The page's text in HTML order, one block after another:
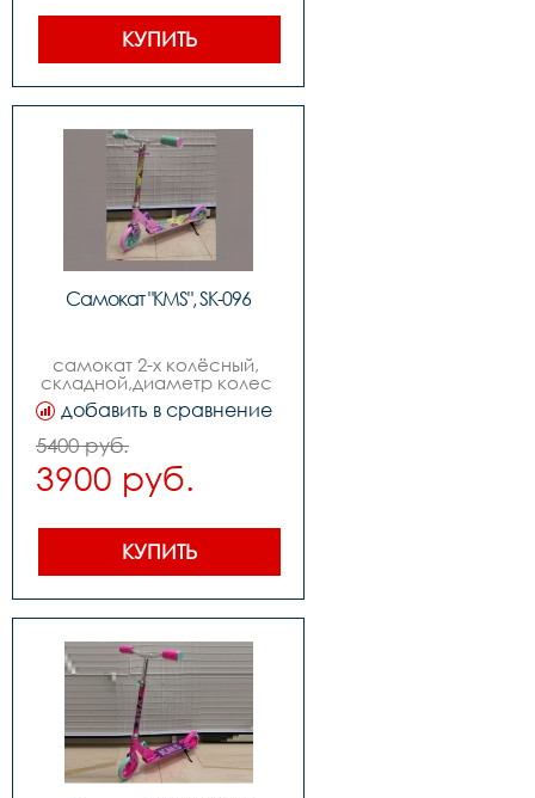
КУПИТЬ
Самокат "KMS", SK-096
самокат 2-х колёсный,
складной,диаметр колес
170мм,руль с
регулировкой, изогнутый
quotbird typequot,возраст
от 9-ти лет
добавить в сравнение
5400 руб.
3900 руб.
КУПИТЬ